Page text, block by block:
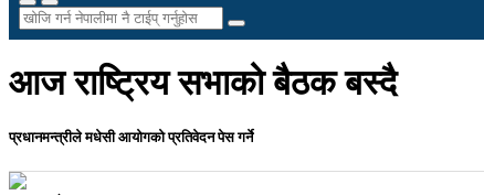
आज राष्ट्रिय सभाको बैठक बस्दै
प्रधानमन्त्रीले मधेसी आयोगको प्रतिवेदन पेस गर्ने